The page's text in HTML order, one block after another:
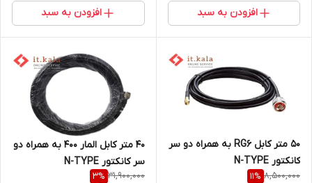
افزودن به سبد افزودن به سبد
50 متر کابل RG6 به همراه دو سر
کانکتور N-TYPE
8,500,000
11%
40 متر کابل المار 400 به همراه دو
سر کانکتور N-TYPE
31,900,000
3%